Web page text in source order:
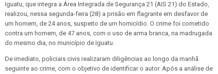
Iguatu, que integra a Área Integrada de Segurança 21 (AIS 21) do Estado,
realizou, nessa segunda-feira (28) a prisão em flagrante em desfavor de
um homem, de 24 anos, suspeito de um homicídio. O crime foi cometido
contra um homem, de 47 anos, com o uso de arma branca, na madrugada
do mesmo dia, no município de Iguatu.
De imediato, policiais civis realizaram diligências ao longo da manhã
seguinte ao crime, com o objetivo de identificar o autor. Após a análise de